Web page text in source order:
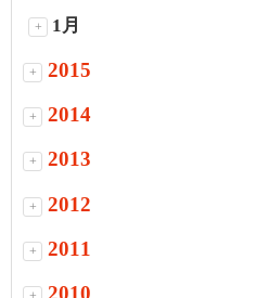
+ 1月
+ 2015
+ 2014
+ 2013
+ 2012
+ 2011
2010